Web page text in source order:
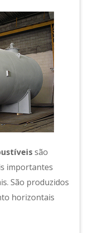
são
importantes
São produzidos
horizontais